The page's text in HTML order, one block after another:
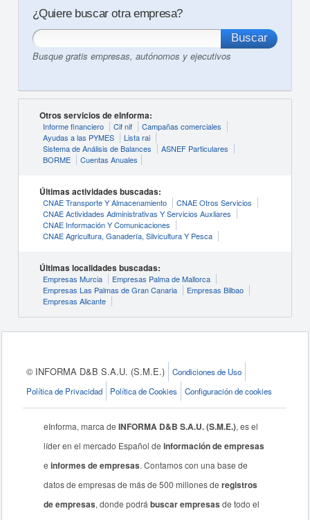
¿Quiere buscar otra empresa?
Busque gratis empresas, autónomos y ejecutivos
Otros servicios de eInforma:
Informe financiero Cif nif
Campañas comerciales
Ayudas a las PYMES
Lista rai
Sistema de Análisis de Balances
ASNEF Particulares
BORME
Cuentas Anuales
Últimas actividades buscadas:
CNAE Transporte Y Almacenamiento
CNAE Otros Servicios
CNAE Actividades Administrativas Y Servicios Auxliares
CNAE Información Y Comunicaciones
CNAE Agricultura, Ganadería, Silvicultura Y Pesca
Últimas localidades buscadas:
Empresas Murcia
Empresas Palma de Mallorca
Empresas Las Palmas de Gran Canaria
Empresas Bilbao
Empresas Alicante
© INFORMA D&B S.A.U. (S.M.E.)
Condiciones de Uso
Política de Privacidad
Política de Cookies Configuración de cookies
eInforma, marca deINFORMA D&B S.A.U. (S.M.E.), es el
líder en el mercado Español deinformación de empresas
einformes de empresas. Contamos con una base de
datos de empresas de más de 500 millones deregistros
de empresas, donde podrábuscar empresas de todo el